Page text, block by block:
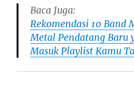
Baca Juga:
Rekomendasi 10 Band
Metal Pendatang Baru
Masuk Playlist Kamu